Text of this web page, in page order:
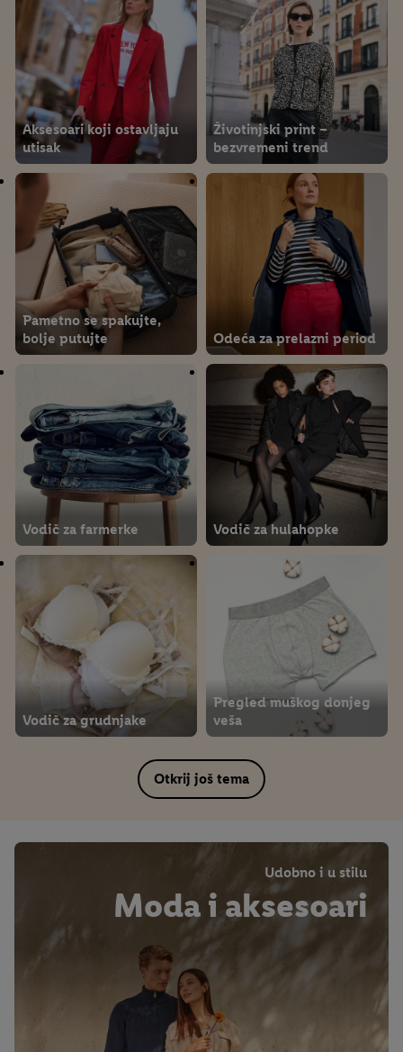
Aksesoari koji ostavljaju
utisak
Životinjski print –
bezvremeni trend
Pametno se spakujte,
bolje putujte
Odeća za prelazni period
Vodič za farmerke Vodič za hulahopke
Vodič za grudnjake
Pregled muškog donjeg
veša
Otkrij još tema
Udobno i u stilu
Moda i aksesoari